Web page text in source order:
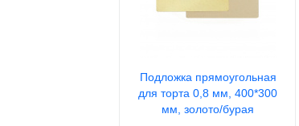
Подложка прямоугольная
для торта 0,8 мм, 400*300
мм, золото/бурая